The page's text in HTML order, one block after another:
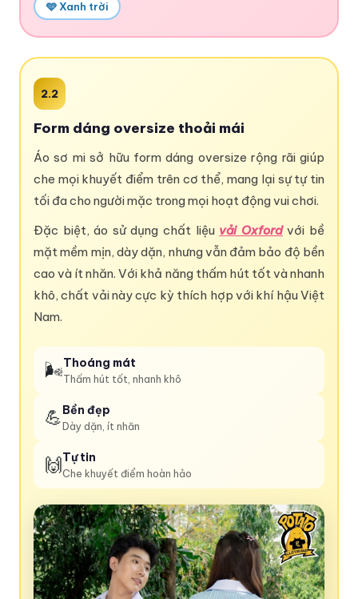
🩵 Xanh trời
2.2
Form dáng oversize thoải mái
Áo sơ mi sở hữu form dáng oversize rộng rãi giúp
che mọi khuyết điểm trên cơ thể, mang lại sự tự tin
tối đa cho người mặc trong mọi hoạt động vui chơi.
Đặc biệt, áo sử dụng chất liệu vải Oxfordvới bề
mặt mềm mịn, dày dặn, nhưng vẫn đảm bảo độ bền
cao và ít nhăn. Với khả năng thấm hút tốt và nhanh
khô, chất vải này cực kỳ thích hợp với khí hậu Việt
Nam.
🌬️Thoáng mát
Thấm hút tốt, nhanh khô
💪 Bền đẹp
Dày dặn, ít nhăn
🙌Tự tin
Che khuyết điểm hoàn hảo